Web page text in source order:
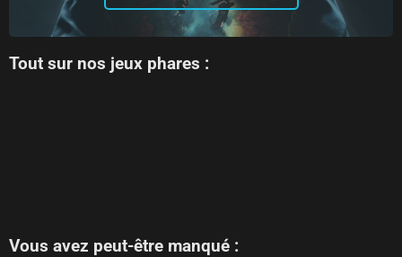
Tout sur nos jeux phares :
Vous avez peut-être manqué :